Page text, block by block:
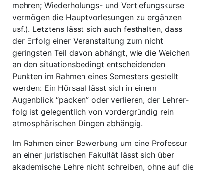
mehren; Wiederholungs- und Vertiefungskurse
vermögen die Hauptvorlesungen zu ergänzen
usf.). Letztens lässt sich auch festhalten, dass
der Erfolg einer Veranstaltung zum nicht
geringsten Teil davon abhängt, wie die Weichen
an den situationsbedingt entscheidenden
Punkten im Rahmen eines Semesters ge­stellt
werden: Ein Hörsaal lässt sich in einem
Augenblick “packen” oder verlieren, der Lehrer­
folg ist gelegentlich von vordergründig rein
atmosphärischen Dingen abhängig.
Im Rahmen einer Bewerbung um eine Professur
an einer juristischen Fakultät lässt sich über
akademische Lehre nicht schreiben, ohne auf die